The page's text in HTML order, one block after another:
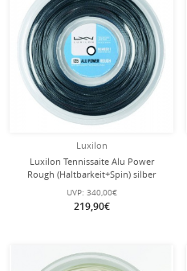
Luxilon
Luxilon Tennissaite Alu Power
Rough (Haltbarkeit+Spin) silber
220m Rolle
UVP: 340,00€
219,90€